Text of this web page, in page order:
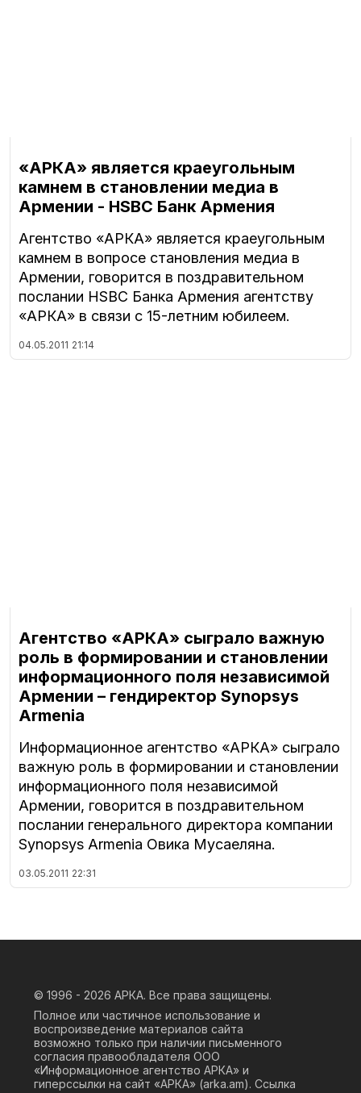
«АРКА» является краеугольным
камнем в становлении медиа в
Армении - HSBC Банк Армения
Агентство «АРКА» является краеугольным
камнем в вопросе становления медиа в
Армении, говорится в поздравительном
послании HSBC Банка Армения агентству
«АРКА» в связи с 15-летним юбилеем.
04.05.2011 21:14
Агентство «АРКА» сыграло важную
роль в формировании и становлении
информационного поля независимой
Армении – гендиректор Synopsys
Armenia
Информационное агентство «АРКА» сыграло
важную роль в формировании и становлении
информационного поля независимой
Армении, говорится в поздравительном
послании генерального директора компании
Synopsys Armenia Овика Мусаеляна.
03.05.2011 22:31
© 1996 - 2026 АРКА. Все права защищены.
Полное или частичное использование и
воспроизведение материалов сайта
возможно только при наличии письменного
согласия правообладателя ООО
«Информационное агентство АРКА» и
гиперссылки на сайт «АРКА» (arka.am). Ссылка